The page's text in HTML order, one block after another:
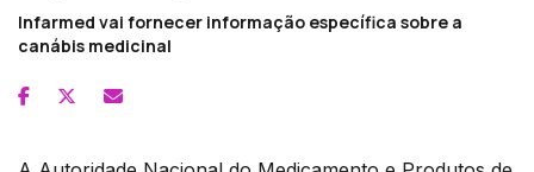
Infarmed vai fornecer informação específica sobre a
canábis medicinal